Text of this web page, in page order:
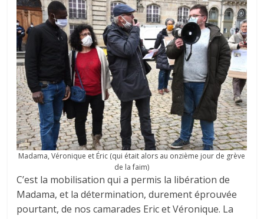
Madama, Véronique et Éric (qui était alors au onzième jour de grève
de la faim)
C’est la mobilisation qui a permis la libération de
Madama, et la détermination, durement éprouvée
pourtant, de nos camarades Eric et Véronique. La